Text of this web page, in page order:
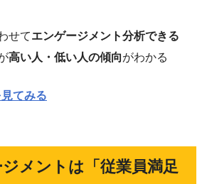
せてエンゲージメント分析できる
高い人・低い人の傾向がわかる
てみる
メントは「従業員満足